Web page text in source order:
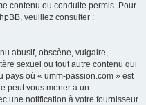
contenu ou conduite permis. Pour
veuillez consulter :
abusif, obscène, vulgaire,
sexuel ou tout autre contenu qui
pays où « umm-passion.com » est
peut vous mener à un
une notification à votre fournisseur